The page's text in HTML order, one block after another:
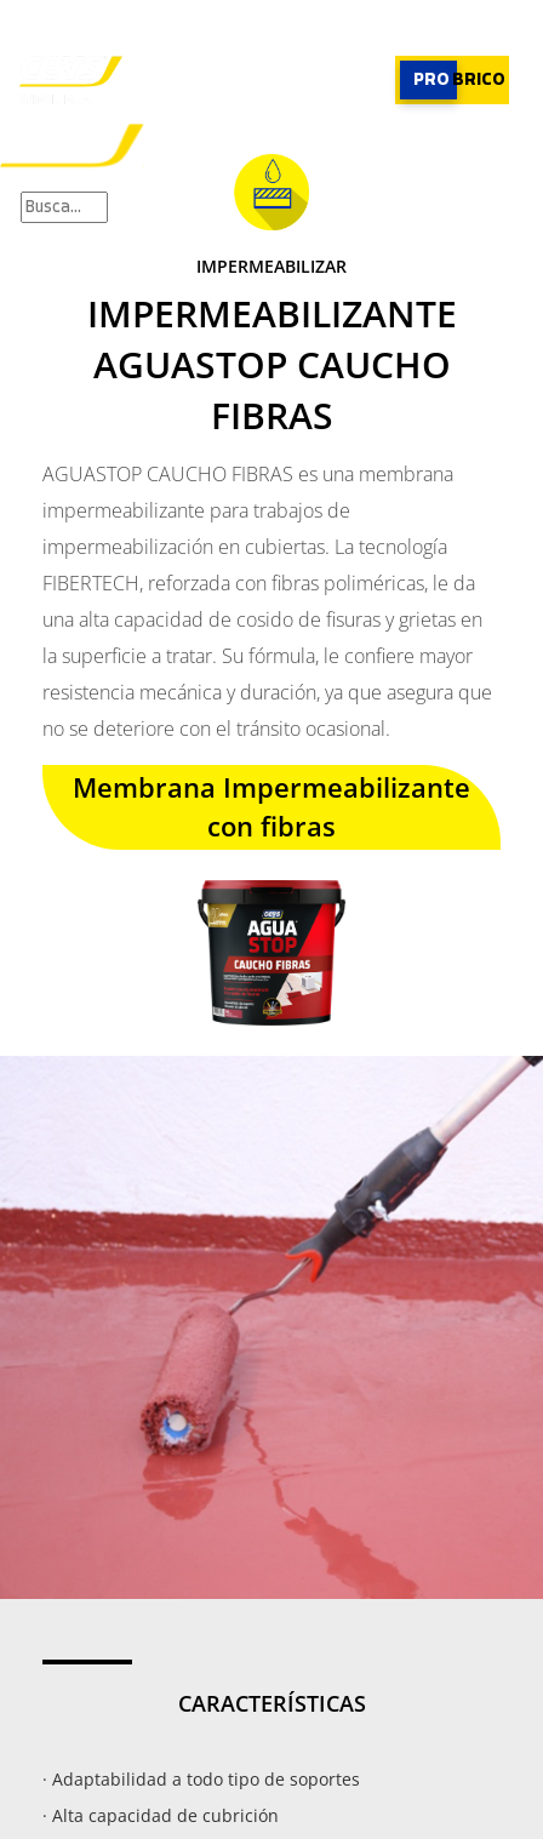
PRO BRICO
CALCULADORA
CASOS REALES
SUSCRIBIRME
IMPERMEABILIZAR
IMPERMEABILIZANTE
AGUASTOP CAUCHO
FIBRAS
AGUASTOP CAUCHO FIBRAS es una membrana
impermeabilizante para trabajos de
impermeabilización en cubiertas. La tecnología
FIBERTECH, reforzada con fibras poliméricas, le da
una alta capacidad de cosido de fisuras y grietas en
la superficie a tratar. Su fórmula, le confiere mayor
resistencia mecánica y duración, ya que asegura que
no se deteriore con el tránsito ocasional.
Membrana Impermeabilizante
con fibras
CARACTERÍSTICAS
· Adaptabilidad a todo tipo de soportes
· Alta capacidad de cubrición